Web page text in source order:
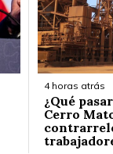
4 horas atrás
¿Qué
Cerro